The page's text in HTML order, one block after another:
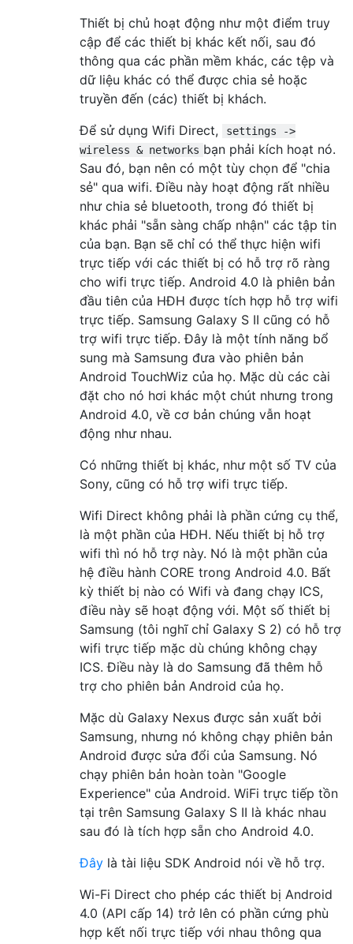
Thiết bị chủ hoạt động như một điểm truy
cập để các thiết bị khác kết nối, sau đó
thông qua các phần mềm khác, các tệp và
dữ liệu khác có thể được chia sẻ hoặc
truyền đến (các) thiết bị khách.
Để sử dụng Wifi Direct,
settings ->
wireless & networks bạn phải kích hoạt nó.
Sau đó, bạn nên có một tùy chọn để "chia
sẻ" qua wifi. Điều này hoạt động rất nhiều
như chia sẻ bluetooth, trong đó thiết bị
khác phải "sẵn sàng chấp nhận" các tập tin
của bạn. Bạn sẽ chỉ có thể thực hiện wifi
trực tiếp với các thiết bị có hỗ trợ rõ ràng
cho wifi trực tiếp. Android 4.0 là phiên bản
đầu tiên của HĐH được tích hợp hỗ trợ wifi
trực tiếp. Samsung Galaxy S II cũng có hỗ
trợ wifi trực tiếp. Đây là một tính năng bổ
sung mà Samsung đưa vào phiên bản
Android TouchWiz của họ. Mặc dù các cài
đặt cho nó hơi khác một chút nhưng trong
Android 4.0, về cơ bản chúng vẫn hoạt
động như nhau.
Có những thiết bị khác, như một số TV của
Sony, cũng có hỗ trợ wifi trực tiếp.
Wifi Direct không phải là phần cứng cụ thể,
là một phần của HĐH. Nếu thiết bị hỗ trợ
wifi thì nó hỗ trợ này. Nó là một phần của
hệ điều hành CORE trong Android 4.0. Bất
kỳ thiết bị nào có Wifi và đang chạy ICS,
điều này sẽ hoạt động với. Một số thiết bị
Samsung (tôi nghĩ chỉ Galaxy S 2) có hỗ trợ
wifi trực tiếp mặc dù chúng không chạy
ICS. Điều này là do Samsung đã thêm hỗ
trợ cho phiên bản Android của họ.
Mặc dù Galaxy Nexus được sản xuất bởi
Samsung, nhưng nó không chạy phiên bản
Android được sửa đổi của Samsung. Nó
chạy phiên bản hoàn toàn "Google
Experience" của Android. WiFi trực tiếp tồn
tại trên Samsung Galaxy S II là khác nhau
sau đó là tích hợp sẵn cho Android 4.0.
Đây là tài liệu SDK Android nói về hỗ trợ.
Wi-Fi Direct cho phép các thiết bị Android
4.0 (API cấp 14) trở lên có phần cứng phù
hợp kết nối trực tiếp với nhau thông qua